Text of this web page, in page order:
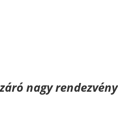
nagy rendezvény